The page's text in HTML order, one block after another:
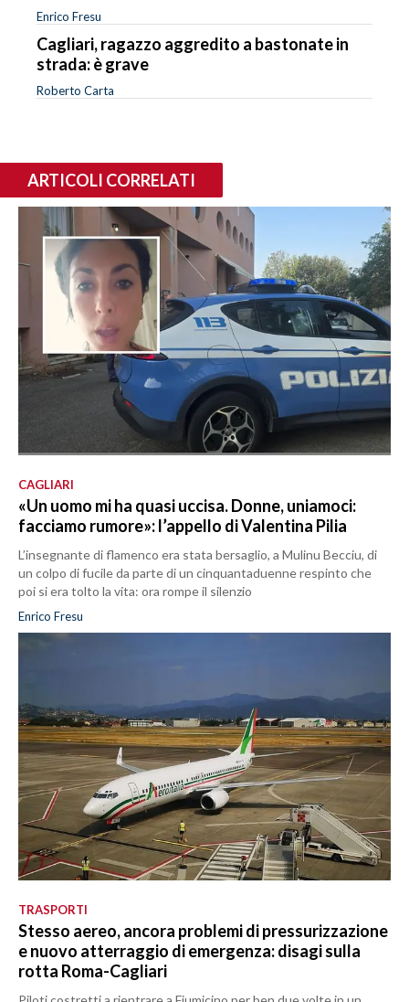
Enrico Fresu
Cagliari, ragazzo aggredito a bastonate in
strada: è grave
Roberto Carta
ARTICOLI CORRELATI
CAGLIARI
«Un uomo mi ha quasi uccisa. Donne, uniamoci:
facciamo rumore»: l’appello di Valentina Pilia
L’insegnante di flamenco era stata bersaglio, a Mulinu Becciu, di
un colpo di fucile da parte di un cinquantaduenne respinto che
poi si era tolto la vita: ora rompe il silenzio
Enrico Fresu
TRASPORTI
Stesso aereo, ancora problemi di pressurizzazione
e nuovo atterraggio di emergenza: disagi sulla
rotta Roma-Cagliari